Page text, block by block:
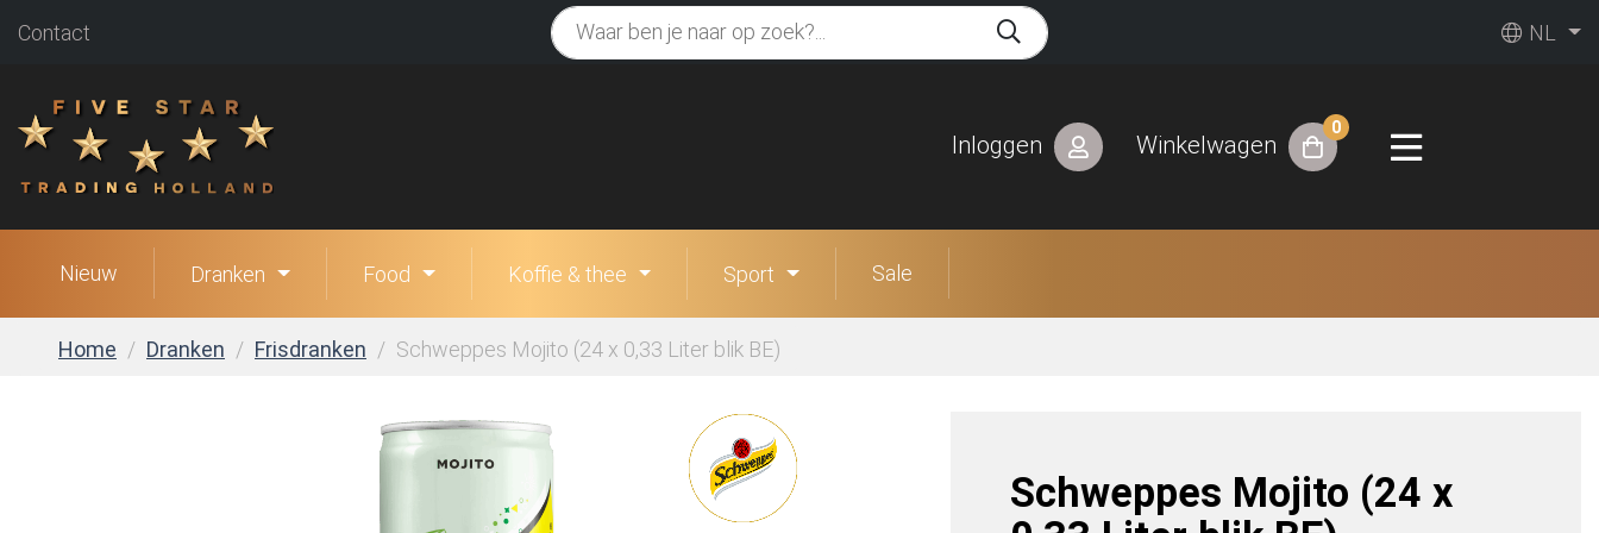
Contact NL
Inloggen Winkelwagen
0
Nieuw Dranken Food Koffie & thee Sport Sale
Home Dranken Frisdranken Schweppes Mojito (24 x 0,33 Liter blik BE)
Schweppes Mojito (24 x